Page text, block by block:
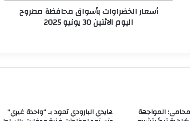
أسعار الخضراوات بأسواق محافظة مطروح
اليوم الاثنين 30 يونيو 2025
المواجهة هايدي البارودي تعود بـ “واحدة غيري”